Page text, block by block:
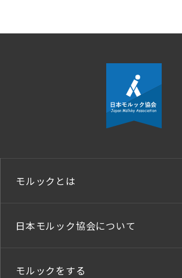
モルックとは
日本モルック協会について
モルックをする